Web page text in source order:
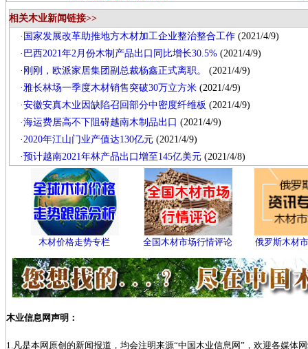
相关木业新闻链接>>
· 国家发展改革助推地方木材加工企业整治整合工作 (2021/4/9)
· 巴西2021年2月份木制产品出口同比增长30.5% (2021/4/9)
· 刚刚，欧派家居集团副总裁杨鑫正式离职。
(2021/4/9)
·雅长林场一季度木材销售突破30万立方米 (2021/4/9)
·安徽安真木业因缺陷召回部分中密度纤维板 (2021/4/9)
·海运费居高不下阻碍越南木制品出口 (2021/4/9)
·2020年江山门业产值达130亿元 (2021/4/9)
·预计越南2021年林产品出口增至145亿美元 (2021/4/8)
木材价格走势专栏 全国木材市场行情评论 俄罗斯木材
木业信息网声明：
1.凡是本网原创的新闻报道，均会注明来源“中国木业信息网”，欢迎各媒体